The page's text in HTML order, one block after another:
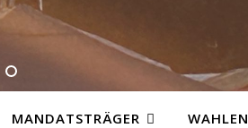
MANDATSTRÄGER WAHLEN